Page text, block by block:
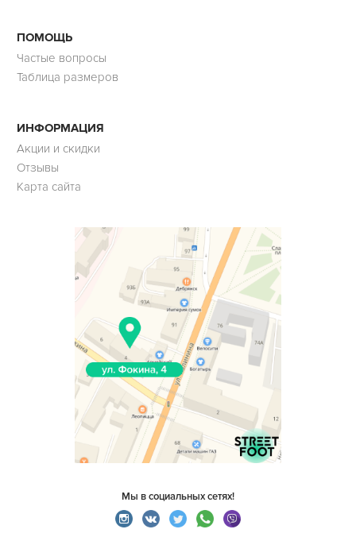
ПОМОЩЬ
Частые вопросы
Таблица размеров
ИНФОРМАЦИЯ
Акции и скидки
Отзывы
Карта сайта
Мы в социальных сетях!